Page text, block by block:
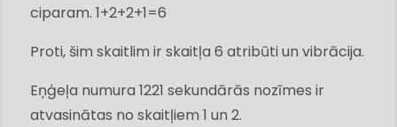
ciparam. 1+2+2+1=6
Proti, šim skaitlim ir skaitļa 6 atribūti un vibrācija.
Eņģeļa numura 1221 sekundārās nozīmes ir
atvasinātas no skaitļiem 1 un 2.